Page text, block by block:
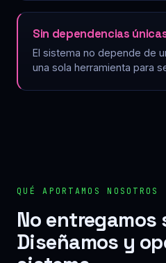
Sin dependencias
El sistema no depende de
una sola herramienta para
QUÉ APORTAMOS NOSOTROS
No
Diseñamos y